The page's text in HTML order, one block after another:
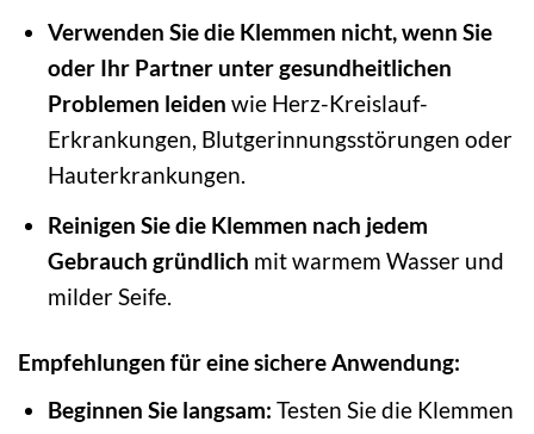
Verwenden Sie die Klemmen nicht, wenn Sie
oder Ihr Partner unter gesundheitlichen
Problemen leiden wie Herz-Kreislauf-
Erkrankungen, Blutgerinnungsstörungen oder
Hauterkrankungen.
Reinigen Sie die Klemmen nach jedem
Gebrauch gründlich mit warmem Wasser und
milder Seife.
Empfehlungen für eine sichere Anwendung:
Beginnen Sie langsam: Testen Sie die Klemmen